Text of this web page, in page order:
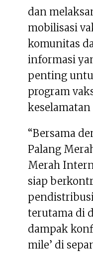
dan
mobilisasi
komunitas
informasi
penting
program
keselamatan
“Bersama
Palang
Merah
siap
terutama di
dampak
mile’ di